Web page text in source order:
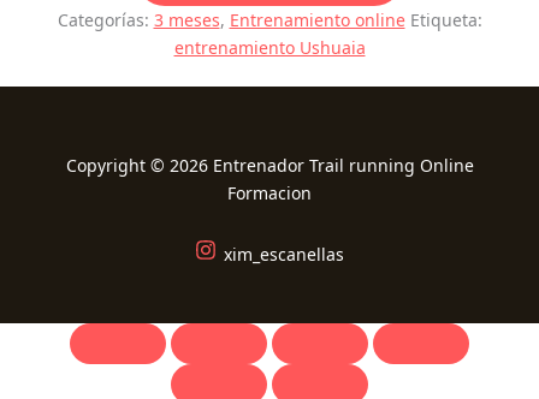
Categorías: 3 meses, Entrenamiento online Etiqueta:
entrenamiento Ushuaia
Copyright © 2026 Entrenador Trail running Online
Formacion
xim_escanellas